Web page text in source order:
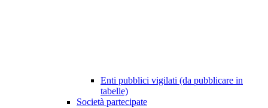
Enti pubblici vigilati (da pubblicare in
tabelle)
Società partecipate